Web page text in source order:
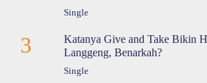
Single
3
Katanya Give and Take Bikin
Langgeng, Benarkah?
Single